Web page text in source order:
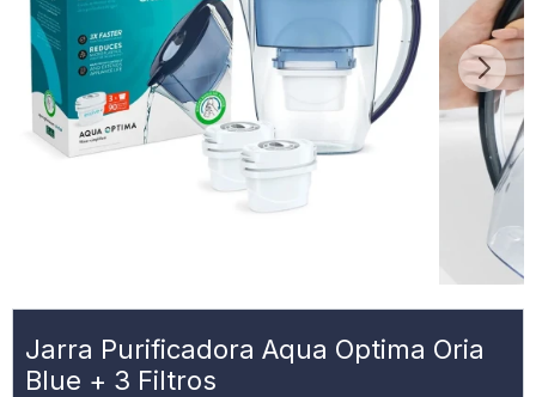
Jarra Purificadora Aqua Optima Oria
Blue + 3 Filtros